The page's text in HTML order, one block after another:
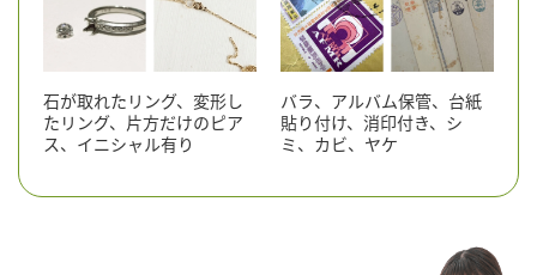
石が取れたリング、変形し
たリング、片方だけのピア
ス、イニシャル有り
バラ、アルバム保管、台紙
貼り付け、消印付き、シ
ミ、カビ、ヤケ